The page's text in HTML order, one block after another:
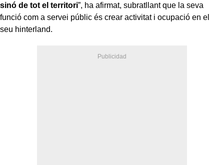
sinó de tot el territori”, ha afirmat, subratllant que la seva
funció com a servei públic és crear activitat i ocupació en el
seu hinterland.